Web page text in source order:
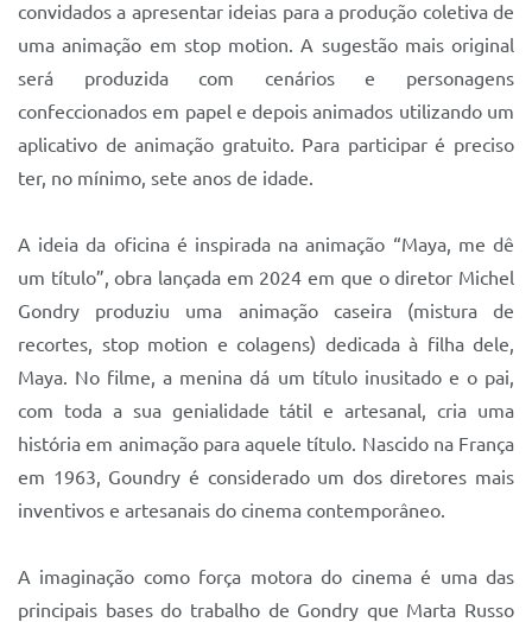
convidados a apresentar ideias para a produção coletiva de
uma animação em stop motion. A sugestão mais original
será produzida com cenários e personagens
confeccionados em papel e depois animados utilizando um
aplicativo de animação gratuito. Para participar é preciso
ter, no mínimo, sete anos de idade.
A ideia da oficina é inspirada na animação “Maya, me dê
um título”, obra lançada em 2024 em que o diretor Michel
Gondry produziu uma animação caseira (mistura de
recortes, stop motion e colagens) dedicada à filha dele,
Maya. No filme, a menina dá um título inusitado e o pai,
com toda a sua genialidade tátil e artesanal, cria uma
história em animação para aquele título. Nascido na França
em 1963, Goundry é considerado um dos diretores mais
inventivos e artesanais do cinema contemporâneo.
A imaginação como força motora do cinema é uma das
principais bases do trabalho de Gondry que Marta Russo